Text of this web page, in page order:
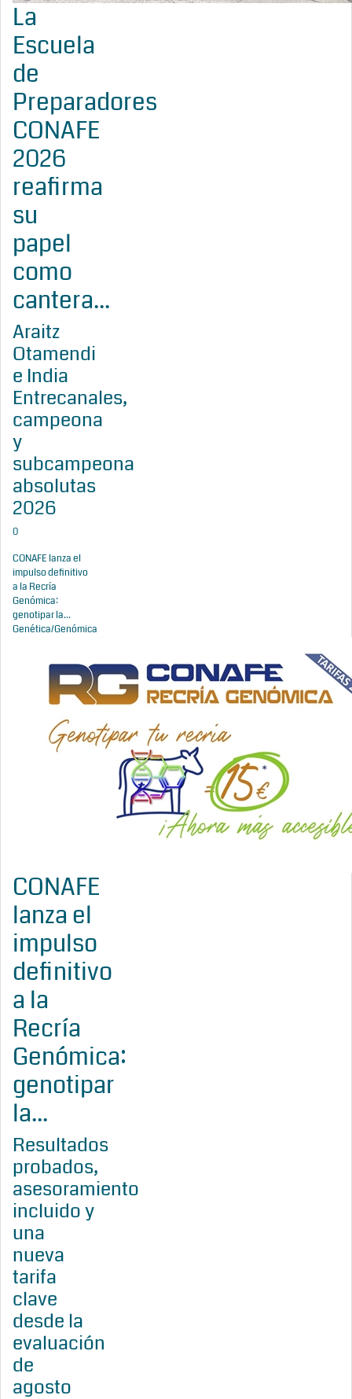
La
Escuela
de
Preparadores
CONAFE
2026
reafirma
su
papel
como
cantera...
Araitz
Otamendi
e India
Entrecanales,
campeona
y
subcampeona
absolutas
2026
0
CONAFE lanza el
impulso definitivo
a la Recría
Genómica:
genotipar la...
Genética/Genómica
CONAFE
lanza el
impulso
definitivo
a la
Recría
Genómica:
genotipar
la...
Resultados
probados,
asesoramiento
incluido y
una
nueva
tarifa
clave
desde la
evaluación
de
agosto